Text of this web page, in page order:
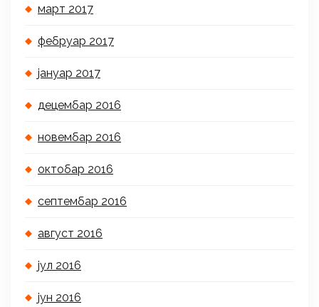
март 2017
фебруар 2017
јануар 2017
децембар 2016
новембар 2016
октобар 2016
септембар 2016
август 2016
јул 2016
јун 2016